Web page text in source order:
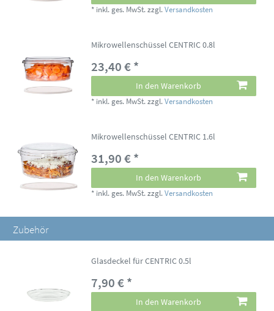
* inkl. ges. MwSt. zzgl.Versandkosten
Mikrowellenschüssel CENTRIC 0.8l
23,40 € *
In den Warenkorb
* inkl. ges. MwSt. zzgl.Versandkosten
Mikrowellenschüssel CENTRIC 1.6l
31,90 € *
In den Warenkorb
* inkl. ges. MwSt. zzgl.Versandkosten
Zubehör
Glasdeckel für CENTRIC 0.5l
7,90 € *
In den Warenkorb